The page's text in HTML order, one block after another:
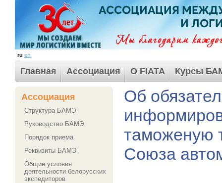
ru en
Главная Ассоциация О FIATA Курсы
Ассоциация
Структура БАМЭ
Руководство БАМЭ
Порядок приема
Реквизиты БАМЭ
Общие условия
деятельности белорусских
экспедиторов
Об
таможеную
Союза